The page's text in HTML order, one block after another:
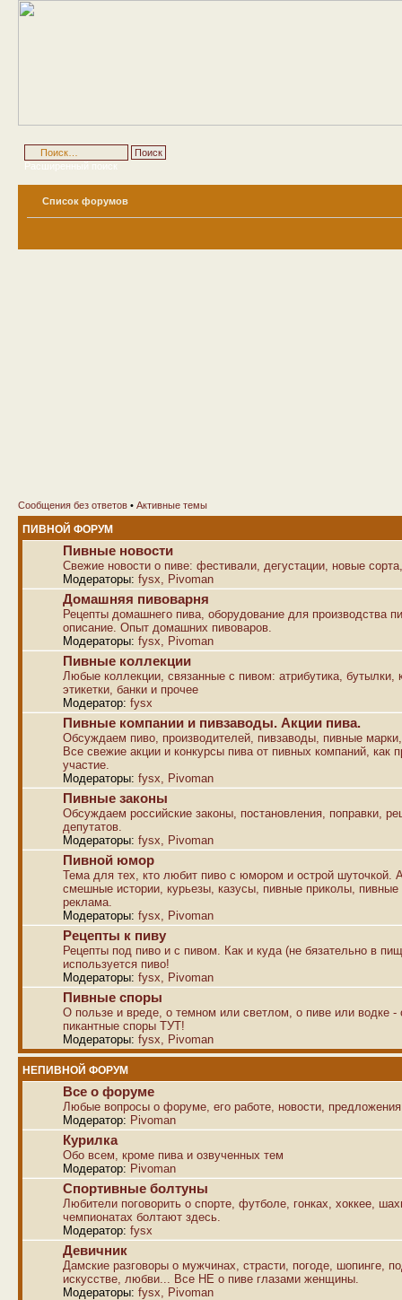
Расширенный поиск
Список форумов
Сообщения без ответов • Активные темы
ПИВНОЙ ФОРУМ
Пивные новости
Свежие новости о пиве: фестивали, дегустации, новые
Модераторы: fysx Pivoman
Домашняя пивоварня
Рецепты домашнего пива, оборудование для производства
описание. Опыт домашних пивоваров.
Модераторы: fysx Pivoman
Пивные коллекции
Любые коллекции, связанные с пивом: атрибутика, бутылки,
этикетки, банки и прочее
Модератор: fysx
Пивные компании и пивзаводы. Акции пива.
Обсуждаем пиво, производителей, пивзаводы, пивные
Все свежие акции и конкурсы пива от пивных компаний, как
участие.
Модераторы: fysx Pivoman
Пивные законы
Обсуждаем российские законы, постановления, поправки,
депутатов.
Модераторы: fysx Pivoman
Пивной юмор
Тема для тех, кто любит пиво с юмором и острой шуточкой.
смешные истории, курьезы, казусы, пивные приколы,
реклама.
Модераторы: fysx Pivoman
Рецепты к пиву
Рецепты под пиво и с пивом. Как и куда (не бязательно в
используется пиво!
Модераторы: fysx Pivoman
Пивные споры
О пользе и вреде, о темном или светлом, о пиве или водке -
пикантные споры ТУТ!
Модераторы: fysx Pivoman
НЕПИВНОЙ ФОРУМ
Все о форуме
Любые вопросы о форуме, его работе, новости,
Модератор: Pivoman
Курилка
Обо всем, кроме пива и озвученных тем
Модератор: Pivoman
Спортивные болтуны
Любители поговорить о спорте, футболе, гонках, хоккее,
чемпионатах болтают здесь.
Модератор: fysx
Девичник
Дамские разговоры о мужчинах, страсти, погоде, шопинге,
искусстве, любви... Все НЕ о пиве глазами женщины.
Модераторы: fysx Pivoman